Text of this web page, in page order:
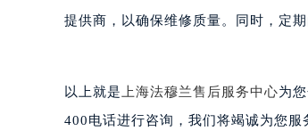
黑龙江省鹤岗市向阳
黑龙江省佳木斯市向
黑龙江省牡丹江市东
提供商，以确保维修质量。同时，定
以上就是 上海法穆兰售后服务中心为
400电话进行咨询，我们将竭诚为您服